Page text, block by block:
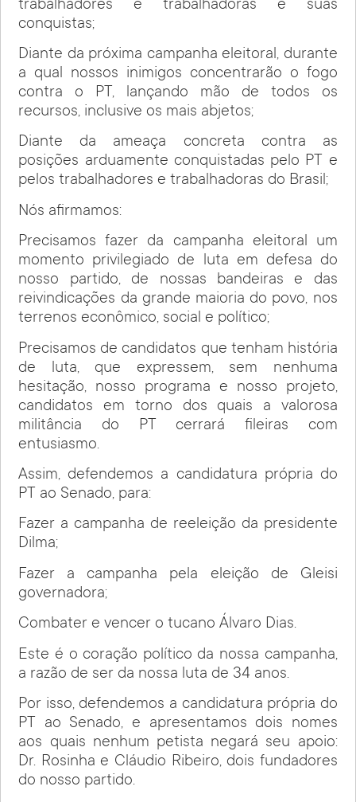
trabalhadores e trabalhadoras e suas
conquistas;
Diante da próxima campanha eleitoral, durante
a qual nossos inimigos concentrarão o fogo
contra o PT, lançando mão de todos os
recursos, inclusive os mais abjetos;
Diante da ameaça concreta contra as
posições arduamente conquistadas pelo PT e
pelos trabalhadores e trabalhadoras do Brasil;
Nós afirmamos:
Precisamos fazer da campanha eleitoral um
momento privilegiado de luta em defesa do
nosso partido, de nossas bandeiras e das
reivindicações da grande maioria do povo, nos
terrenos econômico, social e político;
Precisamos de candidatos que tenham história
de luta, que expressem, sem nenhuma
hesitação, nosso programa e nosso projeto,
candidatos em torno dos quais a valorosa
militância do PT cerrará fileiras com
entusiasmo.
Assim, defendemos a candidatura própria do
PT ao Senado, para:
Fazer a campanha de reeleição da presidente
Dilma;
Fazer a campanha pela eleição de Gleisi
governadora;
Combater e vencer o tucano Álvaro Dias.
Este é o coração político da nossa campanha,
a razão de ser da nossa luta de 34 anos.
Por isso, defendemos a candidatura própria do
PT ao Senado, e apresentamos dois nomes
aos quais nenhum petista negará seu apoio:
Dr. Rosinha e Cláudio Ribeiro, dois fundadores
do nosso partido.